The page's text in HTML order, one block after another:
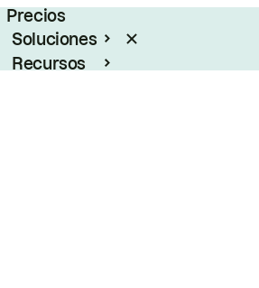
Precios
Soluciones
Recursos